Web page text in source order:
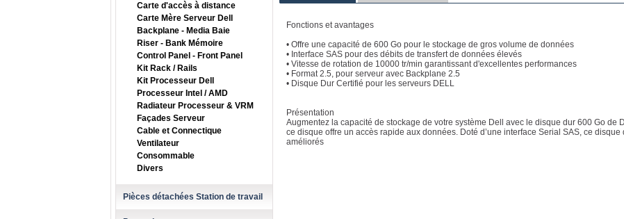
Carte d'accès à distance
Carte Mère Serveur Dell
Backplane - Media Baie
Riser - Bank Mémoire
Control Panel - Front Panel
Kit Rack / Rails
Kit Processeur Dell
Processeur Intel / AMD
Radiateur Processeur & VRM
Façades Serveur
Cable et Connectique
Ventilateur
Consommable
Divers
Pièces détachées Station de travail
Fonctions et avantages
• Offre une capacité de 600 Go pour le stockage de gros volume de données
• Interface SAS pour des débits de transfert de données élevés
• Vitesse de rotation de 10000 tr/min garantissant d'excellentes performances
• Format 2.5, pour serveur avec Backplane 2.5
• Disque Dur Certifié pour les serveurs DELL
Présentation
Augmentez la capacité de stockage de votre système Dell avec le disque dur 600 Go de
ce disque offre un accès rapide aux données. Doté d’une interface Serial SAS, ce
améliorés